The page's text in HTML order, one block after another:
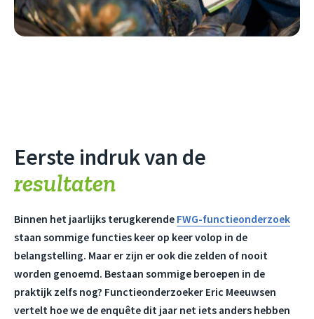
Eerste indruk van de
resultaten
Binnen het jaarlijks terugkerende FWG-functieonderzoek
staan sommige functies keer op keer volop in de
belangstelling. Maar er zijn er ook die zelden of nooit
worden genoemd. Bestaan sommige beroepen in de
praktijk zelfs nog? Functieonderzoeker Eric Meeuwsen
vertelt hoe we de enquête dit jaar net iets anders hebben